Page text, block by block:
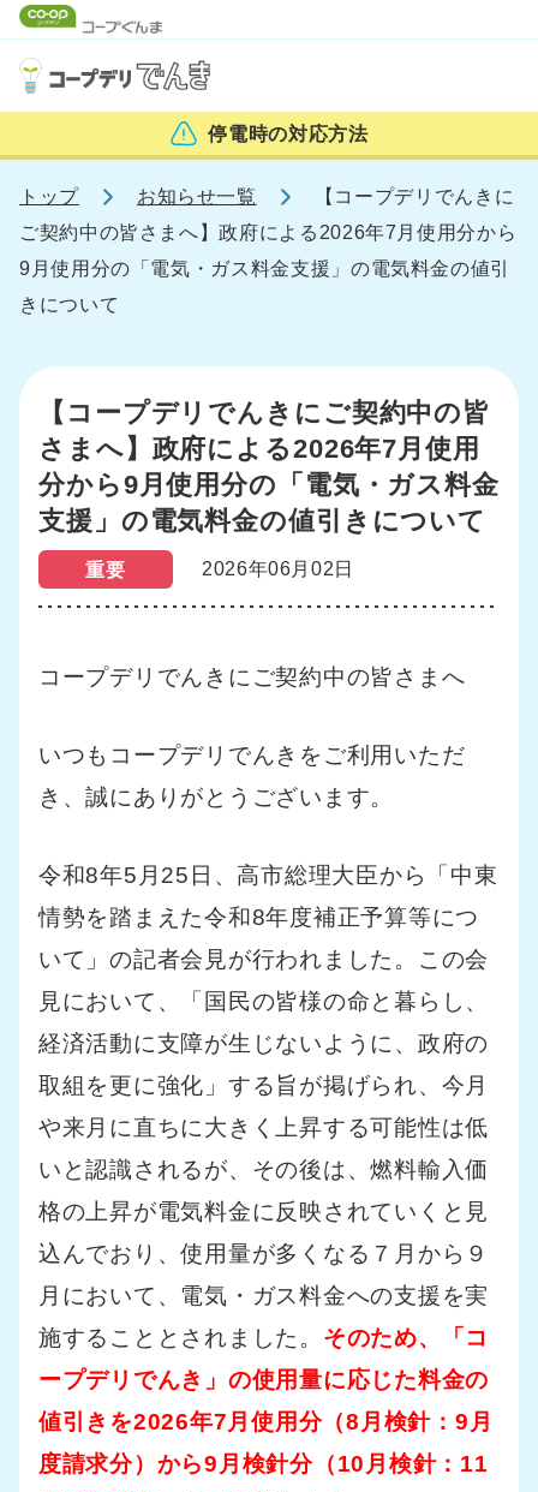
停電時の対応方法
トップ お知らせ一覧
【コープデリでんきに
ご契約中の皆さまへ】政府による2026年7月使用分から
9月使用分の「電気・ガス料金支援」の電気料金の値引
きについて
【コープデリでんきにご契約中の皆
さまへ】政府による2026年7月使用
分から9月使用分の「電気・ガス料金
支援」の電気料金の値引きについて
重要 2026年06月02日
コープデリでんきにご契約中の皆さまへ
いつもコープデリでんきをご利用いただ
き、誠にありがとうございます。
令和8年5月25日、高市総理大臣から「中東
情勢を踏まえた令和8年度補正予算等につ
いて」の記者会見が行われました。 この会
見において、「国民の皆様の命と暮らし、
経済活動に支障が生じないように、政府の
取組を更に強化」する旨が掲げられ、今月
や来月に直ちに大きく上昇する可能性は低
いと認識されるが、その後は、燃料輸入価
格の上昇が電気料金に反映されていくと見
込んでおり、使用量が多くなる７月から９
月において、電気・ガス料金への支援を実
施することとされました。 そのため、「コ
ープデリでんき」の使用量に応じた料金の
値引きを2026年7月使用分（8月検針：9月
度請求分）から9月検針分（10月検針：11